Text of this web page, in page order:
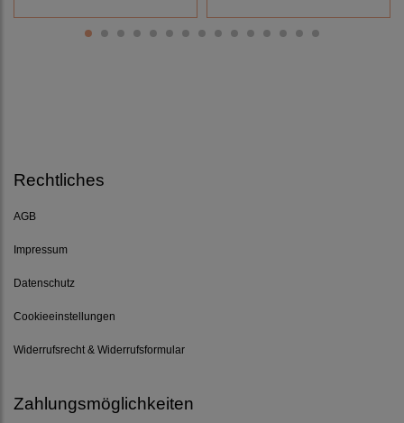
Rechtliches
AGB
Impressum
Datenschutz
Cookieeinstellungen
Widerrufsrecht & Widerrufsformular
Zahlungsmöglichkeiten